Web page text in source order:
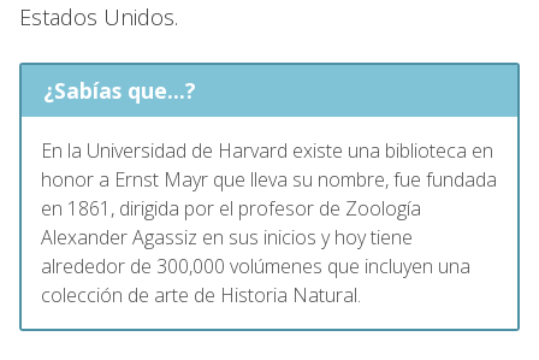
Estados Unidos.
¿Sabías que...?
En la Universidad de Harvard existe una biblioteca en
honor a Ernst Mayr que lleva su nombre, fue fundada
en 1861, dirigida por el profesor de Zoología
Alexander Agassiz en sus inicios y hoy tiene
alrededor de 300,000 volúmenes que incluyen una
colección de arte de Historia Natural.